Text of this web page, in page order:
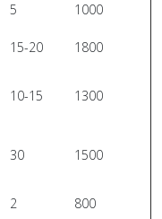
5 1000
15-20 1800
10-15 1300
30 1500
2 800